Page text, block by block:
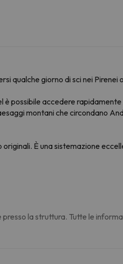
qualche giorno di sci nei Pirenei
possibile accedere
montani che circondano
È una sistemazione
la struttura. Tutte le